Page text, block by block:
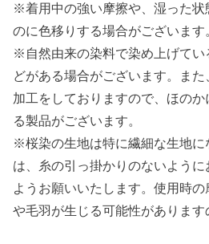
※着用中の強い摩擦や、湿った状
のに色移りする場合がございます
※自然由来の染料で染め上げてい
どがある場合がございます。ま
加工をしておりますので、ほの
る製品がございます。
※桜染の生地は特に繊細な生地に
は、糸の引っ掛かりのないよう
ようお願いいたします。使用時
や毛羽が生じる可能性があります